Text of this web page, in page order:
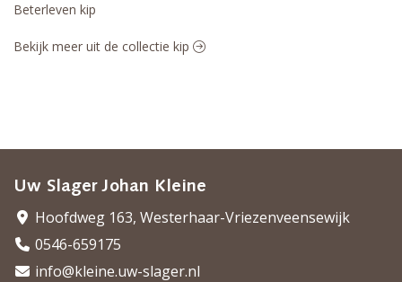
Beterleven kip
Bekijk meer uit de collectie kip
Uw Slager Johan Kleine
Hoofdweg 163, Westerhaar-Vriezenveensewijk
0546-659175
info@kleine.uw-slager.nl